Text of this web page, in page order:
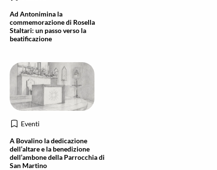
Ad Antonimina la
commemorazione di Rosella
Staltari: un passo verso la
beatificazione
Eventi
A Bovalino la dedicazione
dell’altare e la benedizione
dell’ambone della Parrocchia di
San Martino